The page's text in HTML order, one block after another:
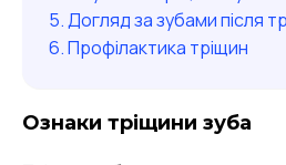
Догляд за зубами після
Профілактика тріщин
Ознаки тріщини зуба